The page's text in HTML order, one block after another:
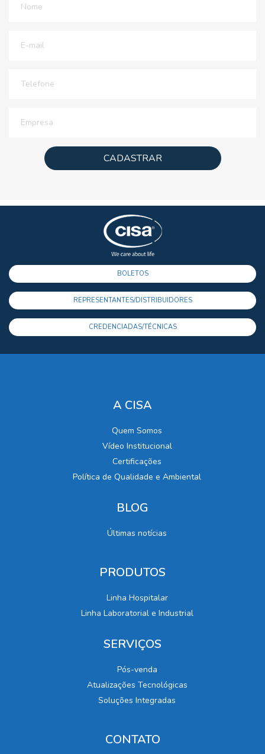
CADASTRAR
BOLETOS
REPRESENTANTES/DISTRIBUIDORES
CREDENCIADAS/TÉCNICAS
A CISA
Quem Somos
Vídeo Institucional
Certificações
Política de Qualidade e Ambiental
BLOG
Últimas notícias
PRODUTOS
Linha Hospitalar
Linha Laboratorial e Industrial
SERVIÇOS
Pós-venda
Atualizações Tecnológicas
Soluções Integradas
CONTATO